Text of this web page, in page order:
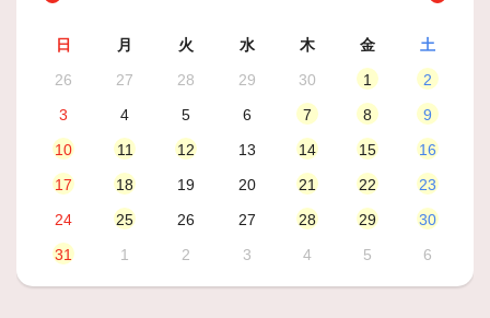
日 月 火 水 木 金
土
26
27 28 29 30 1
2
3
4 5 6 7 8
9
10
11 12 13 14 15
16
17
18 19 20 21 22
23
24
25 26 27 28 29
30
31
1 2 3 4 5 6